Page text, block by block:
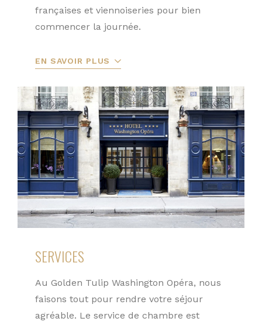
françaises et viennoiseries pour bien
commencer la journée.
EN SAVOIR PLUS
SERVICES
Au Golden Tulip Washington Opéra, nous
faisons tout pour rendre votre séjour
agréable. Le service de chambre est